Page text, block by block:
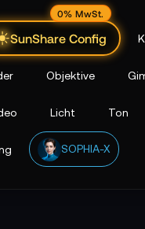
SunShare Config
0% MwSt.
Objektive
Licht Ton
SOPHIA-X